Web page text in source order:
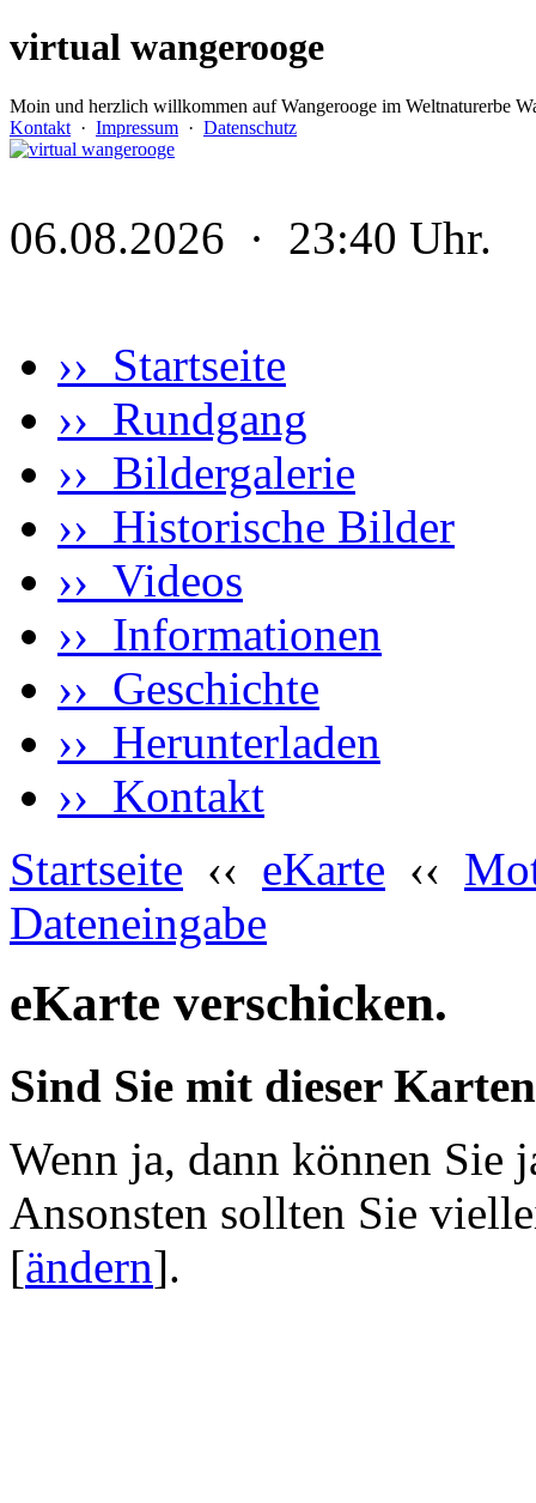
virtual wangerooge
Moin und herzlich willkommen auf Wangerooge im Weltnaturerbe
Kontakt · Impressum · Datenschutz
06.08.2026 · 23:40 Uhr.
›› Startseite
›› Rundgang
›› Bildergalerie
›› Historische Bilder
›› Videos
›› Informationen
›› Geschichte
›› Herunterladen
›› Kontakt
Startseite ‹‹ eKarte ‹‹
Dateneingabe
eKarte verschicken.
Sind Sie mit dieser
Wenn ja, dann können Sie
Ansonsten sollten Sie
[ändern].